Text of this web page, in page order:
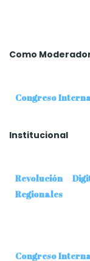
Como
Congreso
Institucional
Revolución
Regionales
Congreso